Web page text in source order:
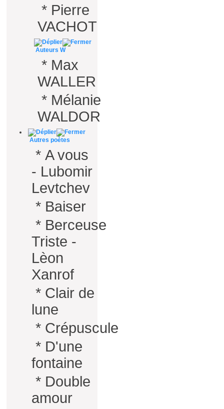
* Pierre
VACHOT
Auteurs W
* Max
WALLER
* Mélanie
WALDOR
Autres poètes
* A vous
- Lubomir
Levtchev
* Baiser
* Berceuse
Triste -
Lèon
Xanrof
* Clair de
lune
* Crépuscule
* D'une
fontaine
* Double
amour